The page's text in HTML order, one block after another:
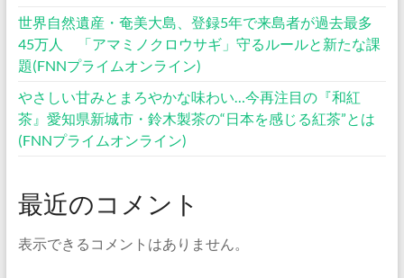
世界自然遺産・奄美大島、登録5年で来島者が過去最多
45万人 「アマミノクロウサギ」守るルールと新たな課
題(FNNプライムオンライン)
やさしい甘みとまろやかな味わい…今再注目の『和紅
茶』愛知県新城市・鈴木製茶の“日本を感じる紅茶”とは
(FNNプライムオンライン)
最近のコメント
表示できるコメントはありません。